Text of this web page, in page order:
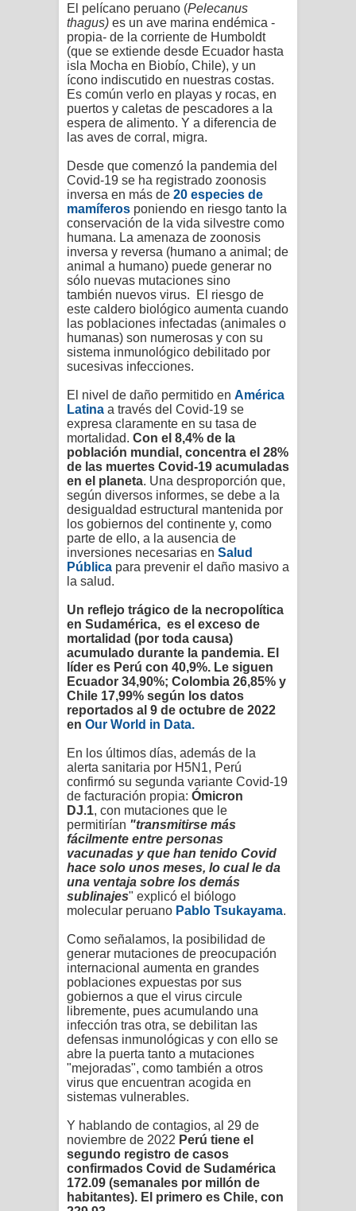
El pelícano peruano (Pelecanus
thagus) es un ave marina endémica -
propia- de la corriente de Humboldt
(que se extiende desde Ecuador hasta
isla Mocha en Biobío, Chile), y un
ícono indiscutido en nuestras costas.
Es común verlo en playas y rocas, en
puertos y caletas de pescadores a la
espera de alimento. Y a diferencia de
las aves de corral, migra.
Desde que comenzó la pandemia del
Covid-19 se ha registrado zoonosis
inversa en más de 20 especies de
mamíferos poniendo en riesgo tanto la
conservación de la vida silvestre como
humana. La amenaza de zoonosis
inversa y reversa (humano a animal; de
animal a humano) puede generar no
sólo nuevas mutaciones sino
también nuevos virus. El riesgo de
este caldero biológico aumenta cuando
las poblaciones infectadas (animales o
humanas) son numerosas y con su
sistema inmunológico debilitado por
sucesivas infecciones.
El nivel de daño permitido en América
Latina a través del Covid-19 se
expresa claramente en su tasa de
mortalidad. Con el 8,4% de la
población mundial, concentra el 28%
de las muertes Covid-19 acumuladas
en el planeta. Una desproporción que,
según diversos informes, se debe a la
desigualdad estructural mantenida por
los gobiernos del continente y, como
parte de ello, a la ausencia de
inversiones necesarias en Salud
Pública para prevenir el daño masivo a
la salud.
Un reflejo trágico de la necropolítica
en Sudamérica, es el exceso de
mortalidad (por toda causa)
acumulado durante la pandemia. El
líder es Perú con 40,9%. Le siguen
Ecuador 34,90%; Colombia 26,85% y
Chile 17,99% según los datos
reportados al 9 de octubre de 2022
en Our World in Data.
En los últimos días, además de la
alerta sanitaria por H5N1, Perú
confirmó su segunda variante Covid-19
de facturación propia: Ómicron
DJ.1, con mutaciones que le
permitirían "transmitirse más
fácilmente entre personas
vacunadas y que han tenido Covid
hace solo unos meses, lo cual le da
una ventaja sobre los demás
sublinajes" explicó el biólogo
molecular peruano Pablo Tsukayama.
Como señalamos, la posibilidad de
generar mutaciones de preocupación
internacional aumenta en grandes
poblaciones expuestas por sus
gobiernos a que el virus circule
libremente, pues acumulando una
infección tras otra, se debilitan las
defensas inmunológicas y con ello se
abre la puerta tanto a mutaciones
"mejoradas", como también a otros
virus que encuentran acogida en
sistemas vulnerables.
Y hablando de contagios, al 29 de
noviembre de 2022 Perú tiene el
segundo registro de casos
confirmados Covid de Sudamérica
172.09 (semanales por millón de
habitantes). El primero es Chile, con